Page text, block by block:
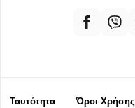
Ταυτότητα Όροι Χρήσης